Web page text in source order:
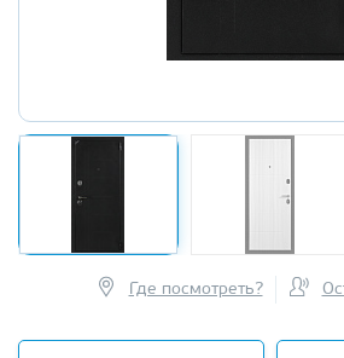
Где посмотреть?